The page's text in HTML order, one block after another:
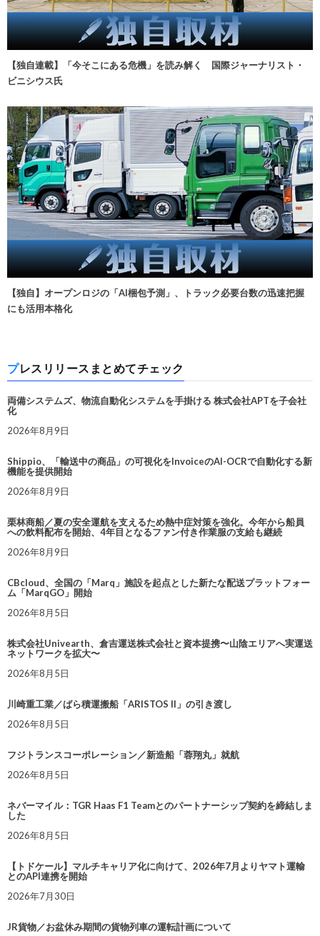
【独自連載】「今そこにある危機」を読み解く 国際ジャーナリスト・
ビニシウス氏
【独自】オープンロジの「AI梱包予測」、トラック必要台数の迅速把握
にも活用本格化
プレスリリースまとめてチェック
両備システムズ、物流自動化システムを手掛ける 株式会社APTを子会社
化
2026年8月9日
Shippio、「輸送中の商品」の可視化をInvoiceのAI-OCRで自動化する新
機能を提供開始
2026年8月9日
栗林商船／夏の安全運航を支えるため熱中症対策を強化。今年から船員
への飲料配布を開始、4年目となるファン付き作業服の支給も継続
2026年8月9日
CBcloud、全国の「Marq」施設を起点とした新たな配送プラットフォー
ム「MarqGO」開始
2026年8月5日
株式会社Univearth、倉吉運送株式会社と資本提携〜山陰エリアへ実運送
ネットワークを拡大〜
2026年8月5日
川崎重工業／ばら積運搬船「ARISTOS II」の引き渡し
2026年8月5日
フジトランスコーポレーション／新造船「蓉翔丸」就航
2026年8月5日
ネバーマイル：TGR Haas F1 Teamとのパートナーシップ契約を締結しま
した
2026年8月5日
【トドケール】マルチキャリア化に向けて、2026年7月よりヤマト運輸
とのAPI連携を開始
2026年7月30日
JR貨物／お盆休み期間の貨物列車の運転計画について